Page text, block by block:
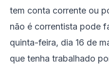
tem conta corrente ou
não é correntista pode
quinta-feira, dia 16 de
que tenha trabalhado